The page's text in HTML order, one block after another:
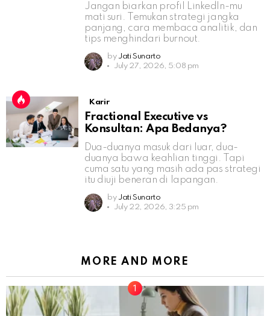
Jangan biarkan profil LinkedIn-mu
mati suri. Temukan strategi jangka
panjang, cara membaca analitik, dan
tips menghindari burnout.
by Jati Sunarto
July 27, 2026, 5:08 pm
Karir
Fractional Executive vs
Konsultan: Apa Bedanya?
Dua-duanya masuk dari luar, dua-
duanya bawa keahlian tinggi. Tapi
cuma satu yang masih ada pas strategi
itu diuji beneran di lapangan.
by Jati Sunarto
July 22, 2026, 3:25 pm
MORE AND MORE